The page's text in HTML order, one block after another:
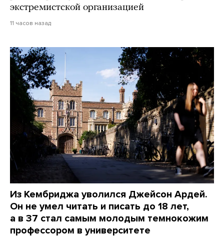
экстремистской организацией
11 часов назад
Из Кембриджа уволился Джейсон Ардей.
Он не умел читать и писать до 18 лет,
а в 37 стал самым молодым темнокожим
профессором в университете